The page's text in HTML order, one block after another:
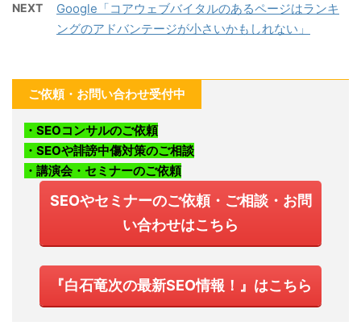
NEXT
Google「コアウェブバイタルのあるページはランキ
ングのアドバンテージが小さいかもしれない」
ご依頼・お問い合わせ受付中
・SEOコンサルのご依頼
・SEOや誹謗中傷対策のご相談
・講演会・セミナーのご依頼
SEOやセミナーのご依頼・ご相談・お問
い合わせはこちら
『白石竜次の最新SEO情報！』はこちら